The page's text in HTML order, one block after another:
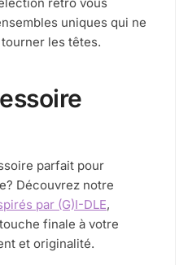
rétro vous
uniques qui ne
les têtes.
parfait pour
Découvrez notre
par (G)I-DLE,
finale à votre
et originalité.